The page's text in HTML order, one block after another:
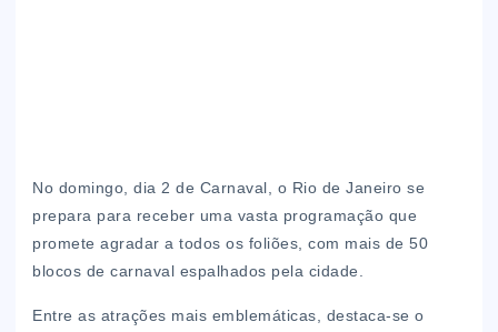
No domingo, dia 2 de Carnaval, o Rio de Janeiro se
prepara para receber uma vasta programação que
promete agradar a todos os foliões, com mais de 50
blocos de carnaval espalhados pela cidade.
Entre as atrações mais emblemáticas, destaca-se o